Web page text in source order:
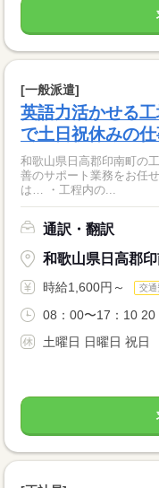
[一般派遣]
英語力活かせる
で土日祝休みの
和歌山県日高郡印南町の
善のサポート業務をお任せします！ ▽具体的な日
は… ・工程内の...
通訳・翻訳
和歌山県日高郡印
時給1,600円～ 交通
08：00〜17：10 20
土曜日 日曜日 祝日